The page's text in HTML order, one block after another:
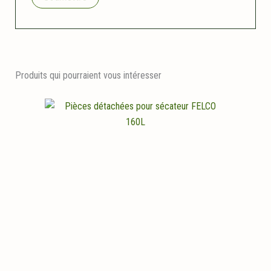
Produits qui pourraient vous intéresser